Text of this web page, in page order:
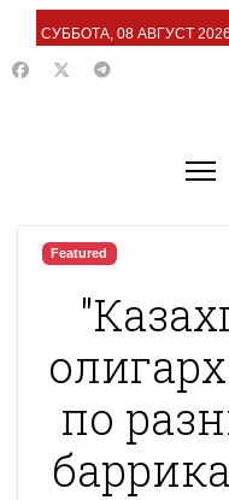
СУББОТА, 08 АВГУСТ 2026
Featured
по